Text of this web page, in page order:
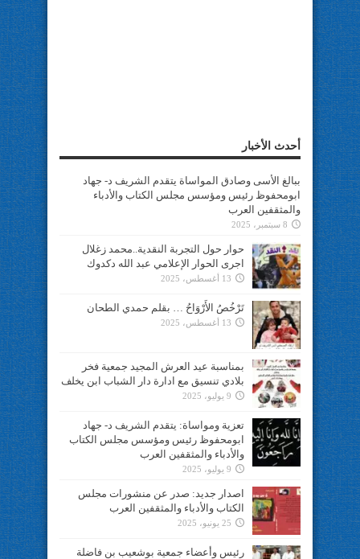
أحدث الأخبار
ببالغ الأسى وصادق المواساة يتقدم الشريف د- جهاد
ابومحفوظ رئيس ومؤسس مجلس الكتاب والأدباء
والمثقفين العرب
8 سبتمبر، 2025
حوار حول التجربة النقدية..محمد زغلال
اجرى الحوار الإعلامي عبد الله دكدوك
13 أغسطس، 2025
تَرْخُصُ الأَرْوَاحُ … بقلم حمدي الطحان
13 أغسطس، 2025
بمناسبة عيد العرش المجيد جمعية فخر
بلادي تنسيق مع ادارة دار الشباب ابن يخلف
9 يوليو، 2025
تعزية ومواساة: يتقدم الشريف د- جهاد
ابومحفوظ رئيس ومؤسس مجلس الكتاب
والأدباء والمثقفين العرب
9 يوليو، 2025
اصدار جديد: صدر عن منشورات مجلس
الكتاب والأدباء والمثقفين العرب
25 يونيو، 2025
رئيس وأعضاء جمعية بوشعيب بن فاضلة